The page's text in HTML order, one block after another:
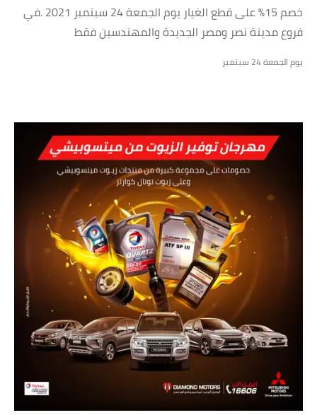
خصم 15% على قطع الغيار يوم الجمعة 24 سبتمبر 2021 .في
فروع مدينة نصر ومصر الجديدة والمهندسين فقط
يوم الجمعة 24 سبتمبر